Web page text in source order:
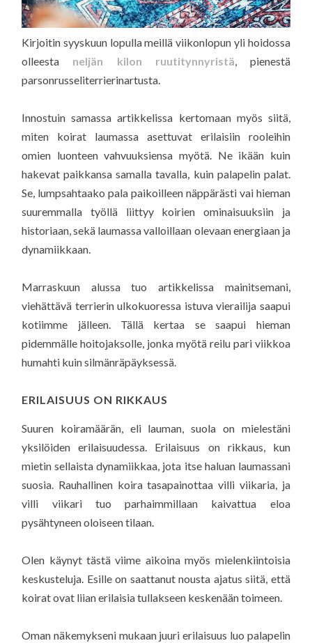
Kirjoitin syyskuun lopulla meillä viikonlopun yli hoidossa
olleesta neljän kilon ruutitynnyristä, pienestä
parsonrusseliterrierinartusta.
Innostuin samassa artikkelissa kertomaan myös siitä,
miten koirat laumassa asettuvat erilaisiin rooleihin
omien luonteen vahvuuksiensa myötä. Ne ikään kuin
hakevat paikkansa samalla tavalla, kuin palapelin palat.
Se, lumpsahtaako pala paikoilleen näppärästi vai hieman
suuremmalla työllä liittyy koirien ominaisuuksiin ja
historiaan, sekä laumassa valloillaan olevaan energiaan ja
dynamiikkaan.
Marraskuun alussa tuo artikkelissa mainitsemani,
viehättävä terrierin ulkokuoressa istuva vierailija saapui
kotiimme jälleen. Tällä kertaa se saapui hieman
pidemmälle hoitojaksolle, jonka myötä reilu pari viikkoa
humahti kuin silmänräpäyksessä.
ERILAISUUS ON RIKKAUS
Suuren koiramäärän, eli lauman, suola on mielestäni
yksilöiden erilaisuudessa. Erilaisuus on rikkaus, kun
mietin sellaista dynamiikkaa, jota itse haluan laumassani
suosia. Rauhallinen koira tasapainottaa villi viikaria, ja
villi viikari tuo parhaimmillaan kaivattua eloa
pysähtyneen oloiseen tilaan.
Olen käynyt tästä viime aikoina myös mielenkiintoisia
keskusteluja. Esille on saattanut nousta ajatus siitä, että
koirat ovat liian erilaisia tullakseen keskenään toimeen.
Oman näkemykseni mukaan juuri erilaisuus luo palapelin